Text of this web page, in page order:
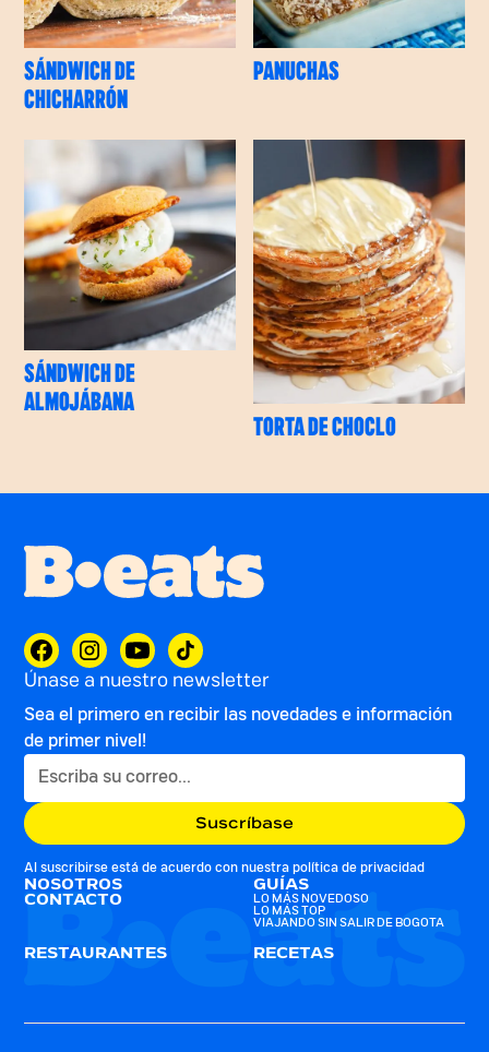
SÁNDWICH DE
CHICHARRÓN
PANUCHAS
SÁNDWICH DE
ALMOJÁBANA
TORTA DE CHOCLO
Únase a nuestro newsletter
Sea el primero en recibir las novedades e información
de primer nivel!
Al suscribirse está de acuerdo con nuestrapolítica de privacidad
NOSOTROS
CONTACTO
RESTAURANTES
GUÍAS
LO MÁS NOVEDOSO
LO MÁS TOP
VIAJANDO SIN SALIR DE BOGOTA
RECETAS